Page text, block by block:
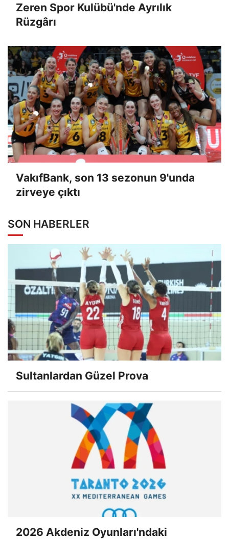
Zeren Spor Kulübü'nde Ayrılık
Rüzgârı
VakıfBank, son 13 sezonun 9'unda
zirveye çıktı
SON HABERLER
Sultanlardan Güzel Prova
2026 Akdeniz Oyunları'ndaki